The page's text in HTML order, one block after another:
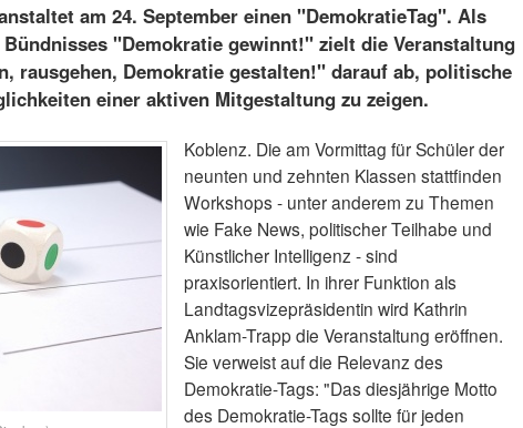
am 24. September einen "DemokratieTag". Als
"Demokratie gewinnt!" zielt die Veranstaltung
rausgehen, Demokratie gestalten!" darauf ab, politische
einer aktiven Mitgestaltung zu zeigen.
Koblenz. Die am Vormittag für Schüler der
neunten und zehnten Klassen stattfinden
Workshops - unter anderem zu Themen
wie Fake News, politischer Teilhabe und
Künstlicher Intelligenz - sind
praxisorientiert. In ihrer Funktion als
Landtagsvizepräsidentin wird Kathrin
Anklam-Trapp die Veranstaltung eröffnen.
Sie verweist auf die Relevanz des
Demokratie-Tags: "Das diesjährige Motto
des Demokratie-Tags sollte für jeden